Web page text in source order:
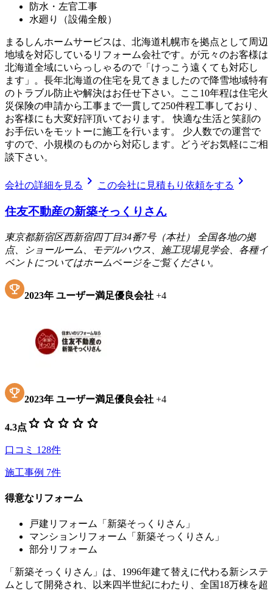
防水・左官工事
水廻り（設備全般）
まるしんホームサービスは、北海道札幌市を拠点として周辺
地域を対応しているリフォーム会社です。が元々のお客様は
北海道全域にいらっしゃるので「けっこう遠くても対応し
ます」。長年北海道の住宅を見てきましたので降雪地域特有
のトラブル防止や解決はお任せ下さい。ここ10年程は住宅火
災保険の申請から工事まで一貫して250件程工事しており、
お客様にも大変好評頂いております。 快適な生活と笑顔の
お手伝いをモットーに施工を行います。 少人数での運営で
すので、小規模のものから対応します。どうぞお気軽にご相
談下さい。
会社の詳細を見る chevron_right この会社に見積もり依頼をする chevron_right
住友不動産の新築そっくりさん
東京都新宿区西新宿四丁目34番7号（本社） 全国各地の拠
点、ショールーム、モデルハウス、施工現場見学会、各種イ
ベントについてはホームページをご覧ください。
2023年 ユーザー満足優良会社 +4
2023年 ユーザー満足優良会社 +4
4.3点 star star star star star
口コミ 128件
施工事例 7件
得意なリフォーム
戸建リフォーム「新築そっくりさん」
マンションリフォーム「新築そっくりさん」
部分リフォーム
「新築そっくりさん」は、1996年建て替えに代わる新システ
ムとして開発され、以来四半世紀にわたり、全国18万棟を超